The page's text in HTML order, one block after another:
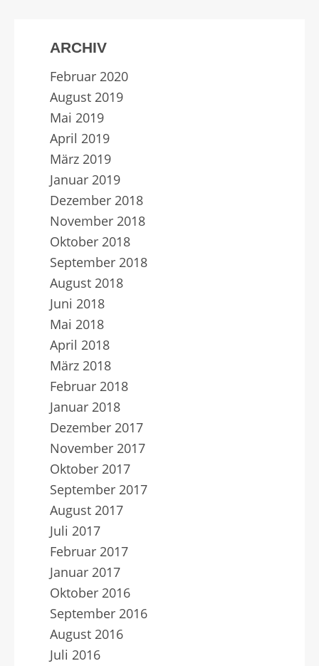
ARCHIV
Februar 2020
August 2019
Mai 2019
April 2019
März 2019
Januar 2019
Dezember 2018
November 2018
Oktober 2018
September 2018
August 2018
Juni 2018
Mai 2018
April 2018
März 2018
Februar 2018
Januar 2018
Dezember 2017
November 2017
Oktober 2017
September 2017
August 2017
Juli 2017
Februar 2017
Januar 2017
Oktober 2016
September 2016
August 2016
Juli 2016